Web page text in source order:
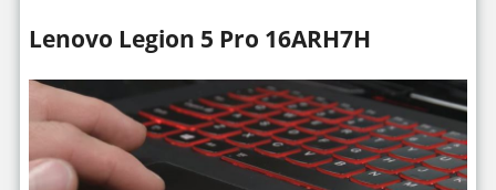
Lenovo Legion 5 Pro 16ARH7H